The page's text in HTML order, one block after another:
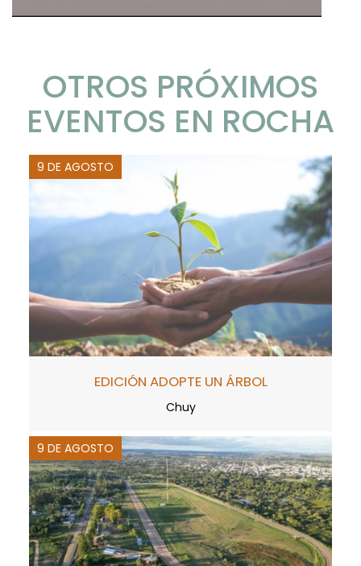
OTROS PRÓXIMOS
EVENTOS EN ROCHA
9 DE AGOSTO
EDICIÓN ADOPTE UN ÁRBOL
Chuy
9 DE AGOSTO